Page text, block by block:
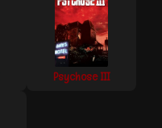
Psychose III